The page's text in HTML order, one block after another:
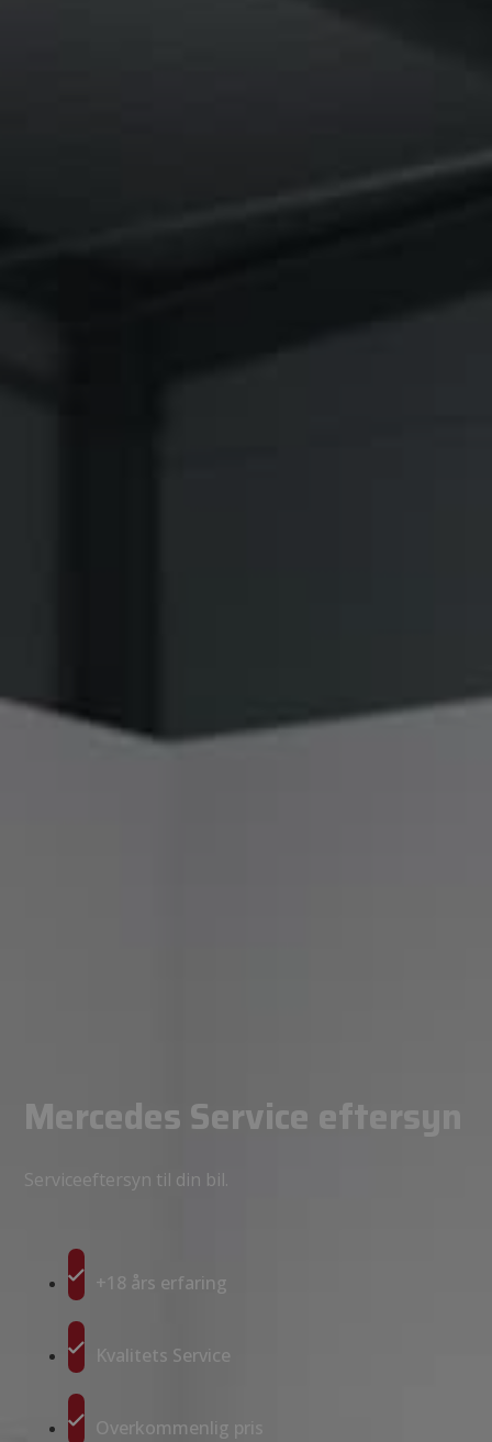
Mercedes Service eftersyn
Serviceeftersyn til din bil.
+18 års erfaring
Kvalitets Service
Overkommenlig pris